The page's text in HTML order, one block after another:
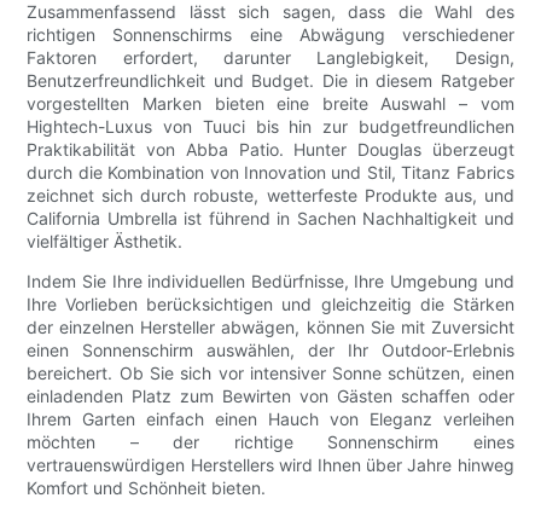
Zusammenfassend lässt sich sagen, dass die Wahl des
richtigen Sonnenschirms eine Abwägung verschiedener
Faktoren erfordert, darunter Langlebigkeit, Design,
Benutzerfreundlichkeit und Budget. Die in diesem Ratgeber
vorgestellten Marken bieten eine breite Auswahl – vom
Hightech-Luxus von Tuuci bis hin zur budgetfreundlichen
Praktikabilität von Abba Patio. Hunter Douglas überzeugt
durch die Kombination von Innovation und Stil, Titanz Fabrics
zeichnet sich durch robuste, wetterfeste Produkte aus, und
California Umbrella ist führend in Sachen Nachhaltigkeit und
vielfältiger Ästhetik.
Indem Sie Ihre individuellen Bedürfnisse, Ihre Umgebung und
Ihre Vorlieben berücksichtigen und gleichzeitig die Stärken
der einzelnen Hersteller abwägen, können Sie mit Zuversicht
einen Sonnenschirm auswählen, der Ihr Outdoor-Erlebnis
bereichert. Ob Sie sich vor intensiver Sonne schützen, einen
einladenden Platz zum Bewirten von Gästen schaffen oder
Ihrem Garten einfach einen Hauch von Eleganz verleihen
möchten – der richtige Sonnenschirm eines
vertrauenswürdigen Herstellers wird Ihnen über Jahre hinweg
Komfort und Schönheit bieten.